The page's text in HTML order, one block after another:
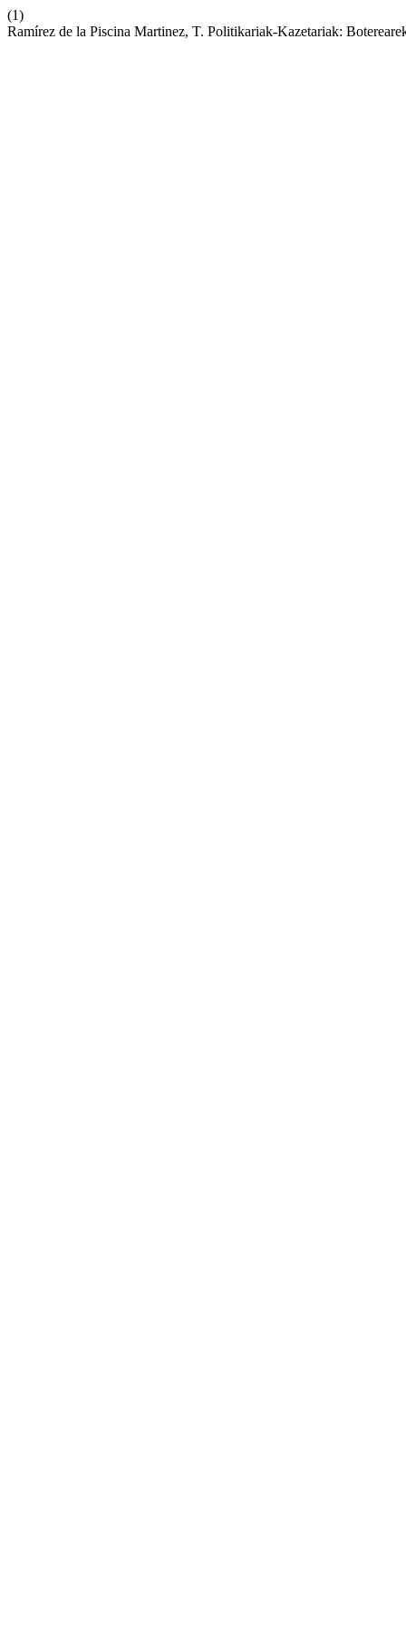
(1)
Ramírez de la Piscina Martinez, T. Politikariak-Kazetariak: